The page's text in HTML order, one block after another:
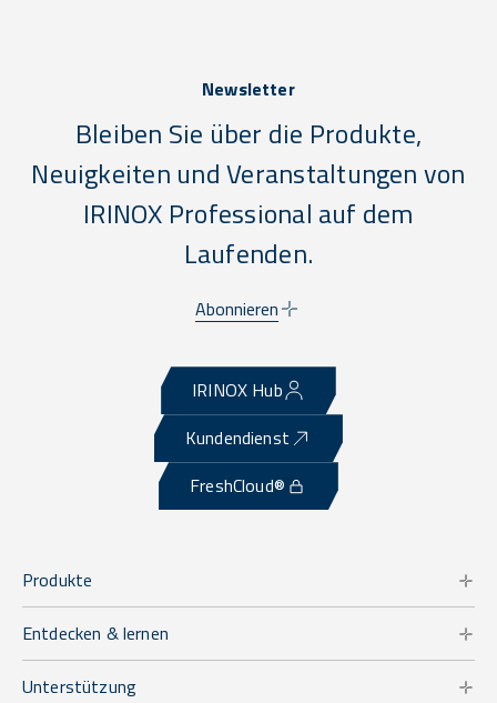
Newsletter
Bleiben Sie über die Produkte,
Neuigkeiten und Veranstaltungen von
IRINOX Professional auf dem
Laufenden.
Abonnieren
IRINOX Hub
Kundendienst
FreshCloud®
Produkte
Entdecken & lernen
Unterstützung